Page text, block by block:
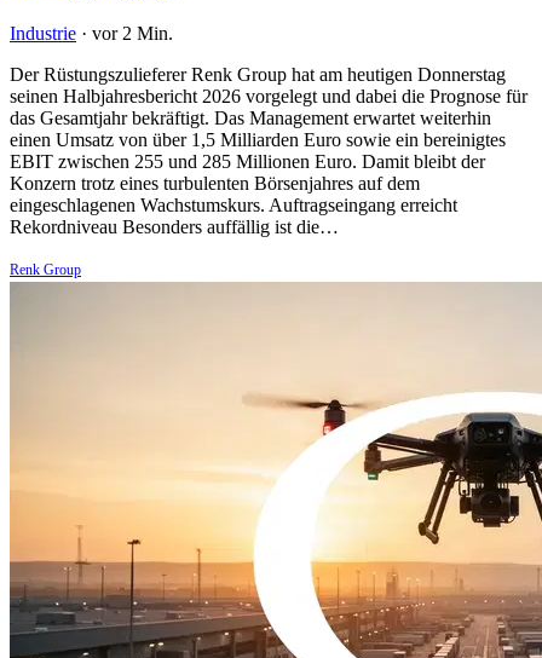
Industrie · vor 2 Min.
Der Rüstungszulieferer Renk Group hat am heutigen Donnerstag
seinen Halbjahresbericht 2026 vorgelegt und dabei die Prognose für
das Gesamtjahr bekräftigt. Das Management erwartet weiterhin
einen Umsatz von über 1,5 Milliarden Euro sowie ein bereinigtes
EBIT zwischen 255 und 285 Millionen Euro. Damit bleibt der
Konzern trotz eines turbulenten Börsenjahres auf dem
eingeschlagenen Wachstumskurs. Auftragseingang erreicht
Rekordniveau Besonders auffällig ist die…
Renk Group